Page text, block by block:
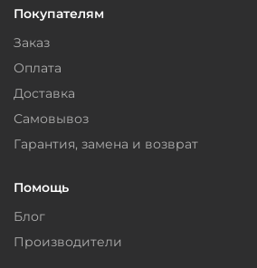
Покупателям
Заказ
Оплата
Доставка
Самовывоз
Гарантия, замена и возврат
Помощь
Блог
Производители